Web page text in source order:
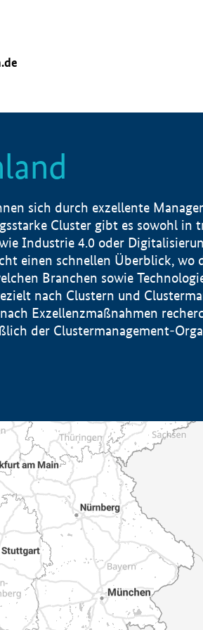
sich durch exzellente
Cluster gibt es sowohl in
Industrie 4.0 oder
einen schnellen Überblick, wo
Branchen sowie
nach Clustern und
Exzellenzmaßnahmen
der Clustermanagement-